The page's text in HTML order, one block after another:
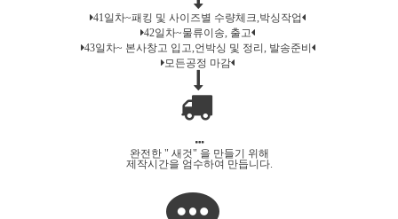
41일차~패킹 및 사이즈별 수량체크,박싱작업
42일차~물류이송, 출고
43일차~ 본사창고 입고,언박싱 및 정리, 발송준비
모든공정 마감
완전한 " 새것" 을 만들기 위해
제작시간을 엄수하여 만듭니다.